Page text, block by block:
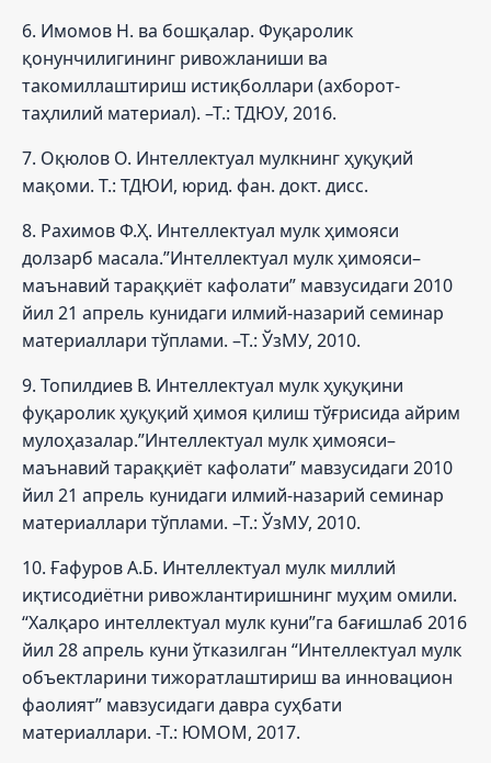
6. Имомов Н. ва бошқалар. Фуқаролик
қонунчилигининг ривожланиши ва
такомиллаштириш истиқболлари (ахборот-
таҳлилий материал). –Т.: ТДЮУ, 2016.
7. Оқюлов О. Интеллектуал мулкнинг ҳуқуқий
мақоми. Т.: ТДЮИ, юрид. фан. докт. дисс.
8. Рахимов Ф.Ҳ. Интеллектуал мулк ҳимояси
долзарб масала.”Интеллектуал мулк ҳимояси–
маънавий тараққиёт кафолати” мавзусидаги 2010
йил 21 апрель кунидаги илмий-назарий семинар
материаллари тўплами. –Т.: ЎзМУ, 2010.
9. Топилдиев В. Интеллектуал мулк ҳуқуқини
фуқаролик ҳуқуқий ҳимоя қилиш тўғрисида айрим
мулоҳазалар.”Интеллектуал мулк ҳимояси–
маънавий тараққиёт кафолати” мавзусидаги 2010
йил 21 апрель кунидаги илмий-назарий семинар
материаллари тўплами. –Т.: ЎзМУ, 2010.
10. Ғафуров А.Б. Интеллектуал мулк миллий
иқтисодиётни ривожлантиришнинг муҳим омили.
“Халқаро интеллектуал мулк куни”га бағишлаб 2016
йил 28 апрель куни ўтказилган “Интеллектуал мулк
объектларини тижоратлаштириш ва инновацион
фаолият” мавзусидаги давра суҳбати
материаллари. -Т.: ЮМОМ, 2017.